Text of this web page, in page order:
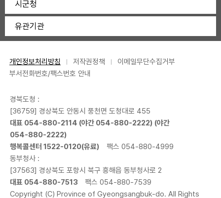
시군청
유관기관
개인정보처리방침 저작권정책
이메일무단수집거부
부서전화번호/팩스번호 안내
경북도청 :
[36759] 경상북도 안동시 풍천면 도청대로 455
대표 054-880-2114 (야간 054-880-2222) (야간
054-880-2222)
행복콜센터 1522-0120(유료)
팩스 054-880-4999
동부청사 :
[37563] 경상북도 포항시 북구 흥해읍 동부청사로 2
대표 054-880-7513
팩스 054-880-7539
Copyright (C) Province of Gyeongsangbuk-do. All Rights